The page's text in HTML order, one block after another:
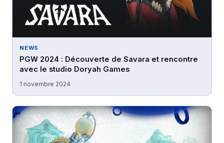
NEWS
PGW 2024 : Découverte de Savara et rencontre
avec le studio Doryah Games
1 novembre 2024